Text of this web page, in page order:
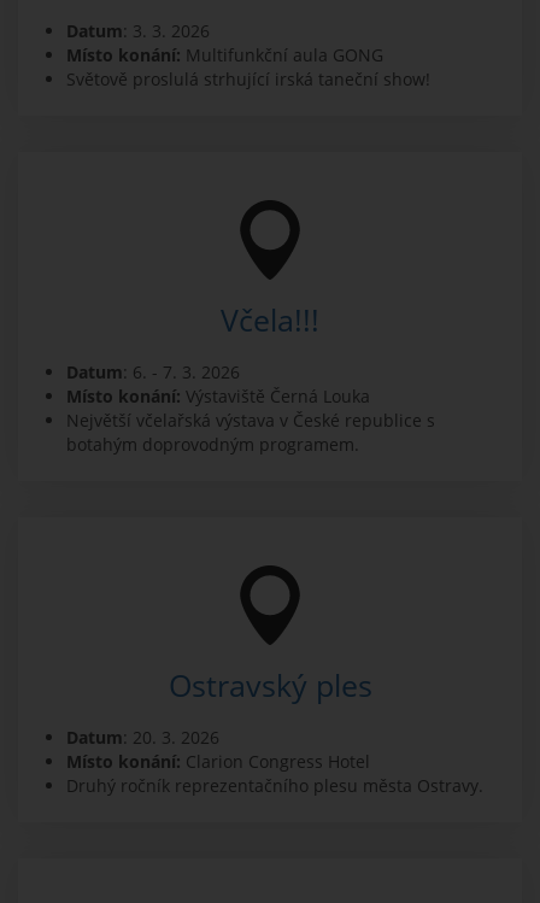
Datum: 3. 3. 2026
Místo konání: Multifunkční aula GONG
Světově proslulá strhující irská taneční show!
Včela!!!
Datum: 6. - 7. 3. 2026
Místo konání: Výstaviště Černá Louka
Největší včelařská výstava v České republice s
botahým doprovodným programem.
Ostravský ples
Datum: 20. 3. 2026
Místo konání: Clarion Congress Hotel
Druhý ročník reprezentačního plesu města Ostravy.